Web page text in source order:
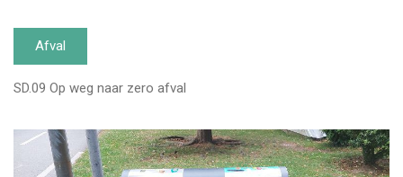
Afval
SD.09 Op weg naar zero afval